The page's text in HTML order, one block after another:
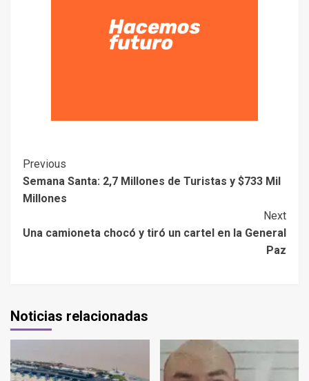
Previous
Semana Santa: 2,7 Millones de Turistas y $733 Mil
Millones
Next
Una camioneta chocó y tiró un cartel en la General
Paz
Noticias relacionadas